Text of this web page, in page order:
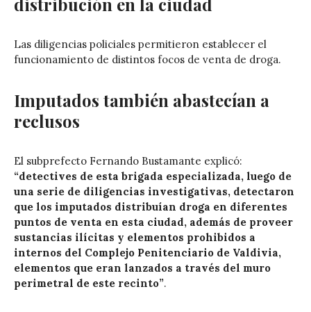
Las diligencias policiales permitieron establecer el
funcionamiento de distintos focos de venta de droga.
Imputados también abastecían a
reclusos
El subprefecto Fernando Bustamante explicó:
“detectives de esta brigada especializada, luego de
una serie de diligencias investigativas, detectaron
que los imputados distribuían droga en diferentes
puntos de venta en esta ciudad, además de proveer
sustancias ilícitas y elementos prohibidos a
internos del Complejo Penitenciario de Valdivia,
elementos que eran lanzados a través del muro
perimetral de este recinto”.